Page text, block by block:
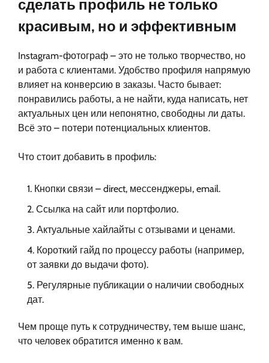
сделать профиль не только
красивым, но и эффективным
Instagram-фотограф – это не только творчество, но
и работа с клиентами. Удобство профиля напрямую
влияет на конверсию в заказы. Часто бывает:
понравились работы, а не найти, куда написать, нет
актуальных цен или непонятно, свободны ли даты.
Всё это – потери потенциальных клиентов.
Что стоит добавить в профиль:
Кнопки связи – direct, мессенджеры, email.
Ссылка на сайт или портфолио.
Актуальные хайлайты с отзывами и ценами.
Короткий гайд по процессу работы (например,
от заявки до выдачи фото).
Регулярные публикации о наличии свободных
дат.
Чем проще путь к сотрудничеству, тем выше шанс,
что человек обратится именно к вам.